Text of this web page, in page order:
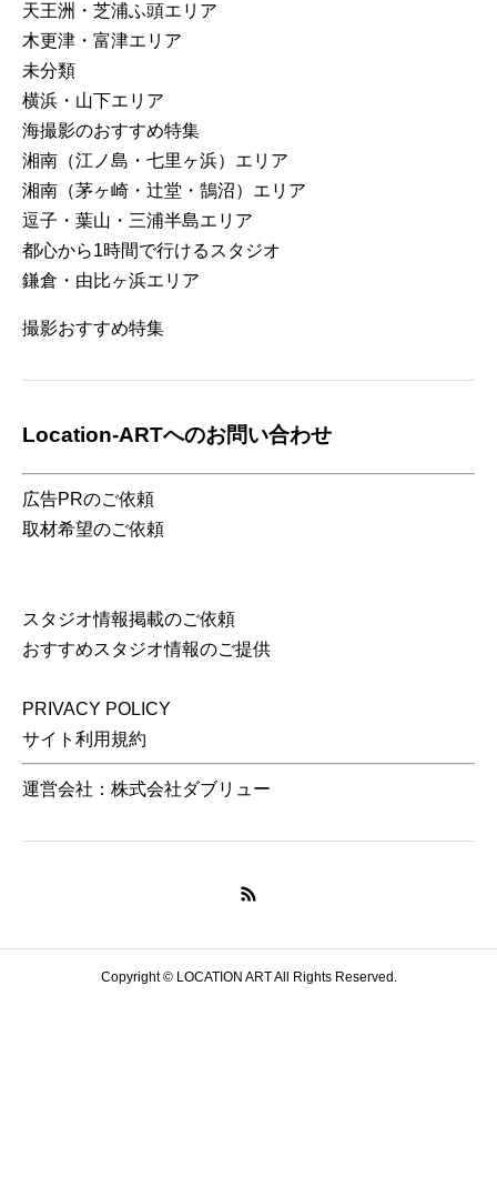
天王洲・芝浦ふ頭エリア
木更津・富津エリア
未分類
横浜・山下エリア
海撮影のおすすめ特集
湘南（江ノ島・七里ヶ浜）エリア
湘南（茅ヶ崎・辻堂・鵠沼）エリア
逗子・葉山・三浦半島エリア
都心から1時間で行けるスタジオ
鎌倉・由比ヶ浜エリア
撮影おすすめ特集
Location-ARTへのお問い合わせ
広告PRのご依頼
取材希望のご依頼
スタジオ情報掲載のご依頼
おすすめスタジオ情報のご提供
PRIVACY POLICY
サイト利用規約
運営会社：株式会社ダブリュー
Copyright © LOCATION ART All Rights Reserved.